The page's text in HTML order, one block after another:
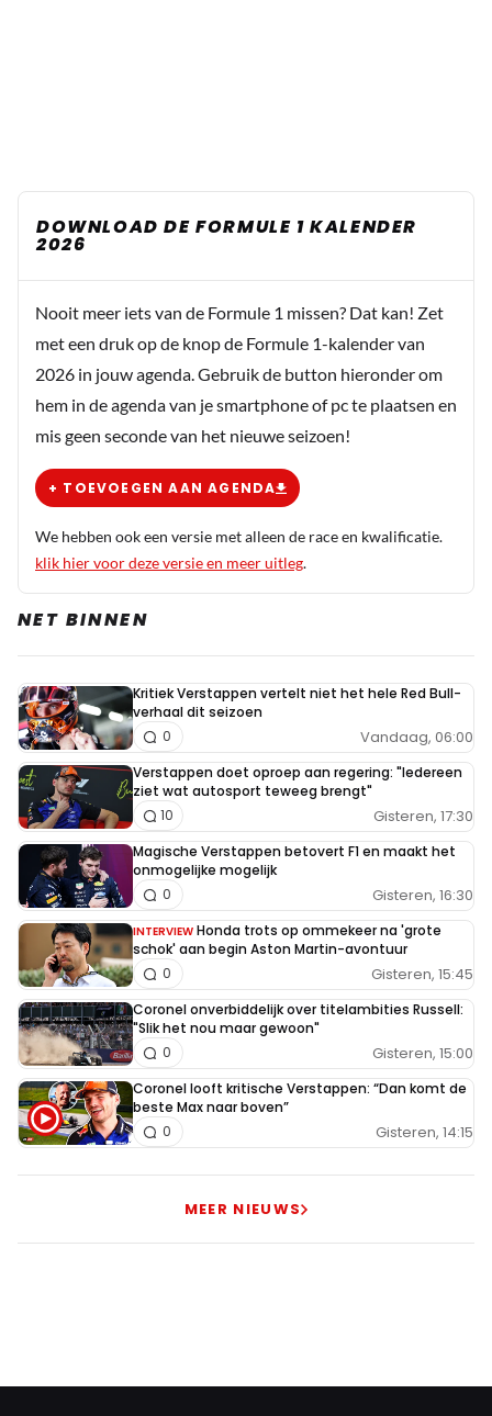
DOWNLOAD DE FORMULE 1 KALENDER
2026
Nooit meer iets van de Formule 1 missen? Dat kan! Zet
met een druk op de knop de Formule 1-kalender van
2026 in jouw agenda. Gebruik de button hieronder om
hem in de agenda van je smartphone of pc te plaatsen en
mis geen seconde van het nieuwe seizoen!
+ TOEVOEGEN AAN AGENDA
We hebben ook een versie met alleen de race en kwalificatie.
klik hier voor deze versie en meer uitleg.
NET BINNEN
Kritiek Verstappen vertelt niet het hele Red Bull-
verhaal dit seizoen
Vandaag, 06:00
0
Verstappen doet oproep aan regering: "Iedereen
ziet wat autosport teweeg brengt"
Gisteren, 17:30
10
Magische Verstappen betovert F1 en maakt het
onmogelijke mogelijk
Gisteren, 16:30
0
INTERVIEW Honda trots op ommekeer na 'grote
schok' aan begin Aston Martin-avontuur
Gisteren, 15:45
0
Coronel onverbiddelijk over titelambities Russell:
"Slik het nou maar gewoon"
Gisteren, 15:00
0
Coronel looft kritische Verstappen: “Dan komt de
beste Max naar boven”
Gisteren, 14:15
0
MEER NIEUWS